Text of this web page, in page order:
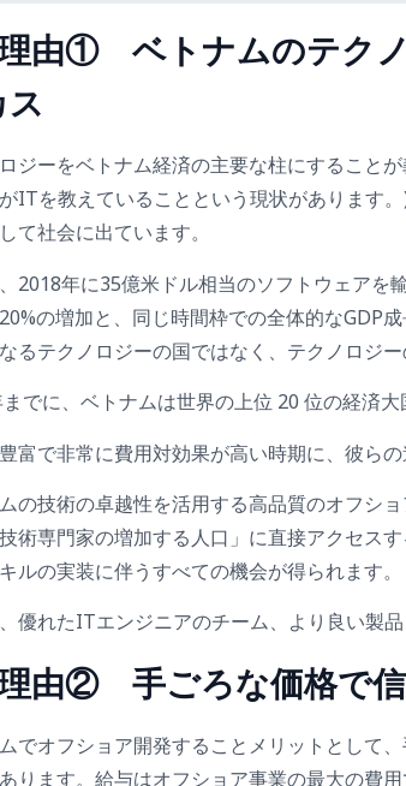
由① ベトナムのテク
ジーをベトナム経済の主要な柱にすること
ITを教えていることという現状があります
て社会に出ています。
2018年に35億米ドル相当のソフトウェアを
の増加と、同じ時間枠での全体的なGDP
るテクノロジーの国ではなく、テクノロジー
でに、ベトナムは世界の上位 20 位の経済大
富で非常に費用対効果が高い時期に、彼ら
の技術の卓越性を活用する高品質のオフシ
術専門家の増加する人口」に直接アクセス
ルの実装に伴うすべての機会が得られます。
優れたITエンジニアのチーム、より良い製
由② 手ごろな価格で信
でオフショア開発することメリットとして
ります。給与はオフショア事業の最大の費